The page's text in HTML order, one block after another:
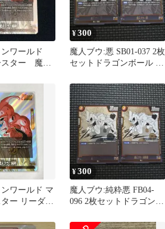
ンワールド
ター 魔人
¥300
魔人ブウ:悪 SB01-037 2枚
セットドラゴンボール マ
ワールド マ
ー リーダー
¥300
魔人ブウ:純粋悪 FB04-
096 2枚セットドラゴンボ